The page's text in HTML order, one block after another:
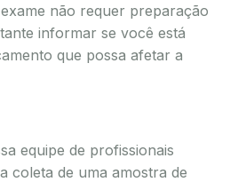
não requer preparação
informar se você está
que possa afetar a
equipe de profissionais
coleta de uma amostra de